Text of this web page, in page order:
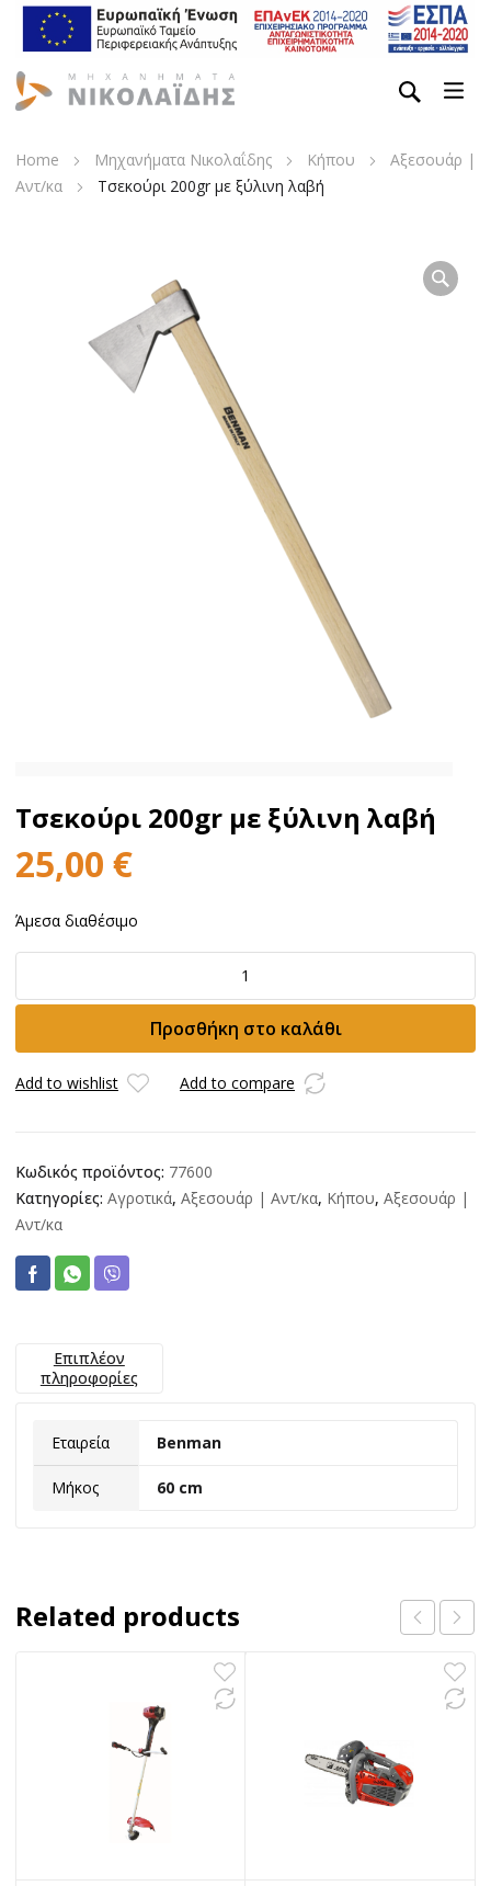
Home Μηχανήματα Νικολαΐδης Κήπου
Αξεσουάρ |
Αντ/κα
Τσεκούρι 200gr με ξύλινη λαβή
Τσεκούρι 200gr με ξύλινη λαβή
25,00 €
Άμεσα διαθέσιμο
με
λαβή
ποσότητα
Προσθήκη στο καλάθι
Add to wishlist Add to compare
Κωδικός προϊόντος: 77600
Κατηγορίες: Αγροτικά, Αξεσουάρ | Αντ/κα, Κήπου, Αξεσουάρ |
Αντ/κα
Επιπλέον
πληροφορίες
Εταιρεία Benman
Μήκος 60 cm
Related products